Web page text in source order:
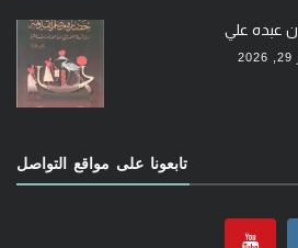
عبده علي
تابعونا على مواقع التواصل